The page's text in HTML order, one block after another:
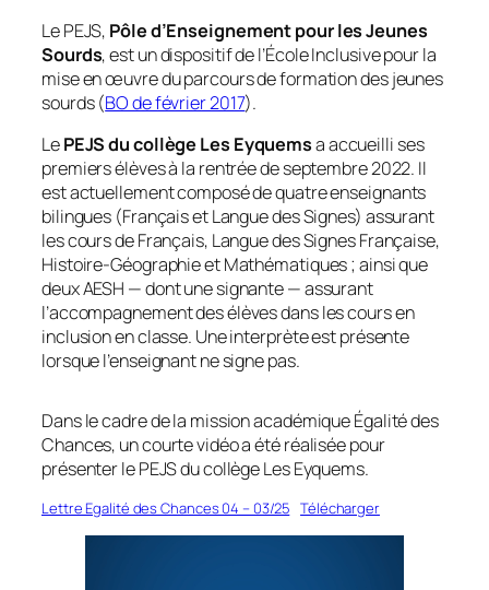
Le PEJS, Pôle d’Enseignement pour les Jeunes
Sourds, est un dispositif de l’École Inclusive pour la
mise en œuvre du parcours de formation des jeunes
sourds (BO de février 2017).
LePEJS du collège Les Eyquemsa accueilli ses
premiers élèves à la rentrée de septembre 2022. Il
est actuellement composé de quatre enseignants
bilingues (Français et Langue des Signes) assurant
les cours de Français, Langue des Signes Française,
Histoire-Géographie et Mathématiques ; ainsi que
deux AESH — dont une signante — assurant
l’accompagnement des élèves dans les cours en
inclusion en classe. Une interprète est présente
lorsque l’enseignant ne signe pas.
Dans le cadre de la mission académique Égalité des
Chances, un courte vidéo a été réalisée pour
présenter le PEJS du collège Les Eyquems.
Lettre Egalité des Chances 04 – 03/25 Télécharger